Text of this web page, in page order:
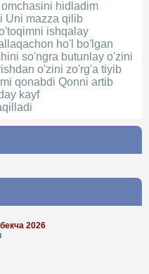
hidladim
Uni mazza qilib
ishqalay
ho'l bo'lgan
so'ngra butunlay o'zini
o'zini zo'rg'a tiyib
qonabdi Qonni artib
kayf
2026